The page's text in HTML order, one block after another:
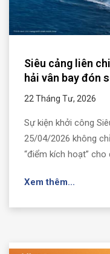
Siêu cảng liên
hải vân bay đón
22 Tháng Tư, 2026
Sự kiện khởi công
25/04/2026 không
“điểm kích hoạt” cho
Xem thêm...